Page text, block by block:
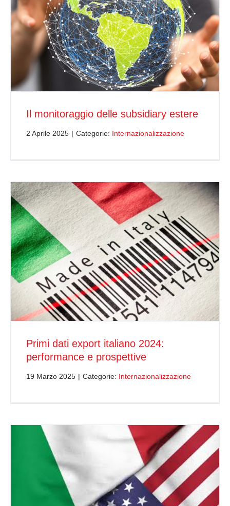
Il monitoraggio delle subsidiary estere
2 Aprile 2025 | Categorie: Internazionalizzazione
Primi dati export italiano 2024:
performance e prospettive
19 Marzo 2025 | Categorie: Internazionalizzazione